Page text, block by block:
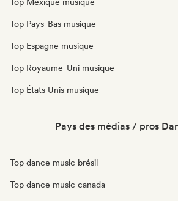
Top Pays-Bas musique
Top Espagne musique
Top Royaume-Uni musique
Top États Unis musique
Pays des médias / pros
Top dance music brésil
Top dance music canada